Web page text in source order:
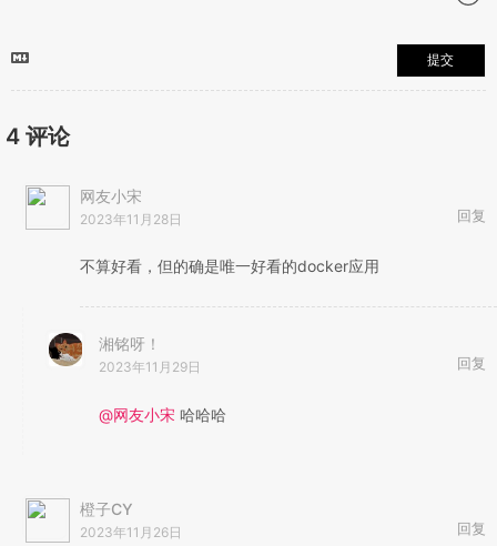
提交
4 评论
网友小宋
2023年11月28日 回复
不算好看，但的确是唯一好看的docker应用
湘铭呀！
2023年11月29日 回复
@网友小宋 哈哈哈
橙子CY
2023年11月26日 回复